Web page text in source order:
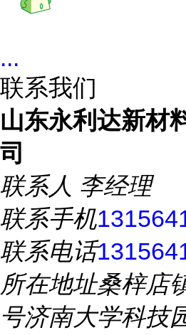
...
联系我们
山东永利达新材
司
联系人 李经理
联系手机
联系电话
所在地址桑梓店
号济南大学科技